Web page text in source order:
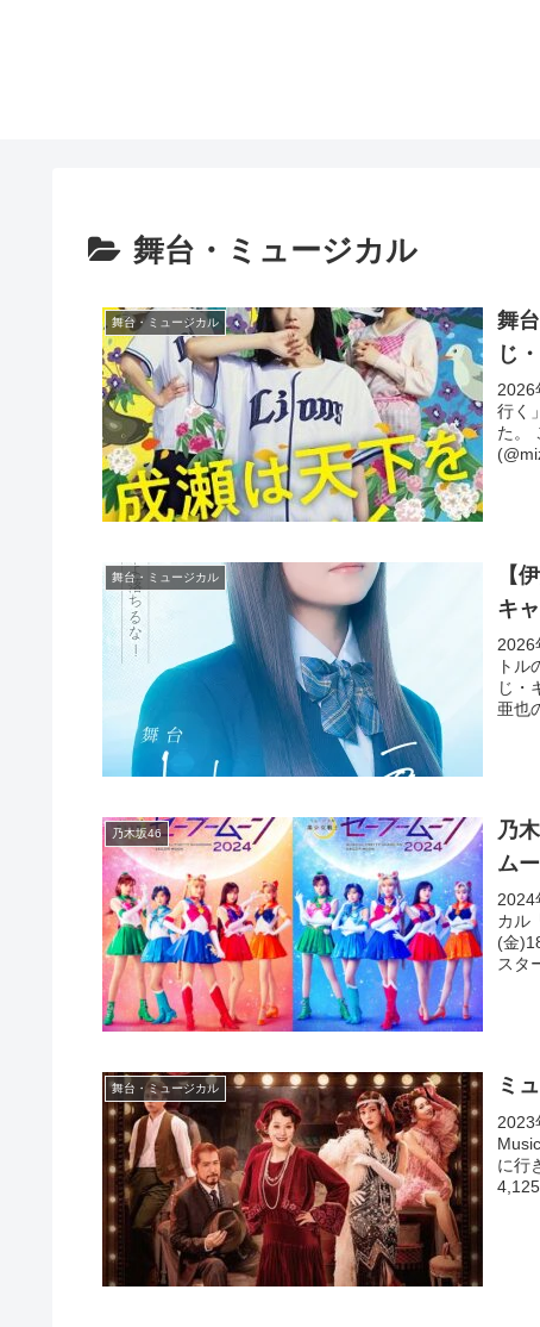
舞台・ミュージカル
舞台・ミュージカル
舞
じ
2026
行く
た。
舞台・ミュージカル
【
キ
2026
トル
じ・
亜也
乃木坂46
乃
ム
2024
カル
(金
スタ
舞台・ミュージカル ミ
2023
に行